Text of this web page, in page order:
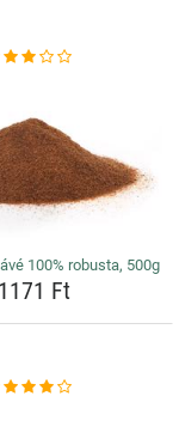
100% robusta, 500g
Ft